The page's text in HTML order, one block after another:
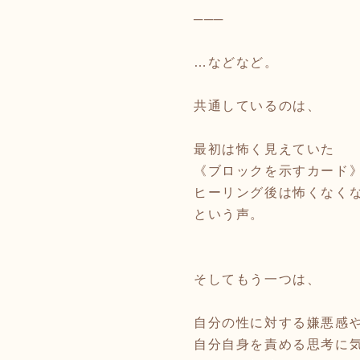
───
…などなど。
共通しているのは、
最初は怖く見えていた
《ブロックを示すカード
ヒーリング後は怖くなく
という声。
そしてもう一つは、
自分の性に対する嫌悪感
自分自身を責める思考に